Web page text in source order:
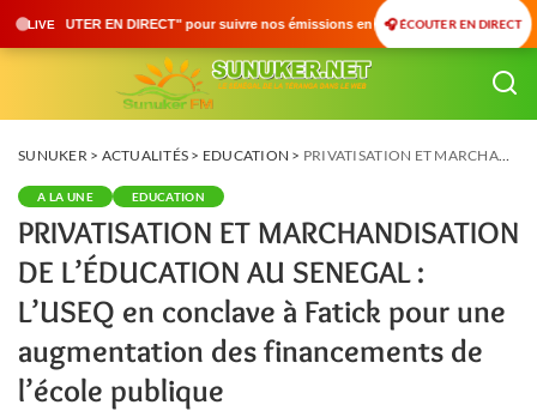
LIVEpour suivre nos émissions en temps réel • 🇸🇳 Actualités du Sénégal • 🌍
🎧 ÉCOUTER EN DIRECT
SUNUKER> ACTUALITÉS > EDUCATION > PRIVATISATION ET MARCHANDISATION DE L’ÉDUCATION AU SENEGAL : L’USEQ en conclave à Fatick pour une augmentation des financements de l’école publique
A LA UNE EDUCATION
PRIVATISATION ET MARCHANDISATION
DE L’ÉDUCATION AU SENEGAL :
L’USEQ en conclave à Fatick pour une
augmentation des financements de
l’école publique